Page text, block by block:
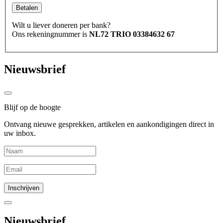
Betalen
Wilt u liever doneren per bank?
Ons rekeningnummer is NL72 TRIO 03384632 67
Nieuwsbrief
Blijf op de hoogte
Ontvang nieuwe gesprekken, artikelen en aankondigingen direct in
uw inbox.